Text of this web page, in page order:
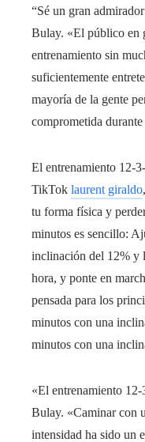
“Sé un gran
Bulay. «El público en
entrenamiento sin
suficientemente
mayoría de la gente
comprometida
El entrenamiento 12-
TikTok laurent giraldo
tu forma física y
minutos es sencillo:
inclinación del 12% y
hora, y ponte en
pensada para los
minutos con una
minutos con una
«El entrenamiento
Bulay. «Caminar con
intensidad ha sido un